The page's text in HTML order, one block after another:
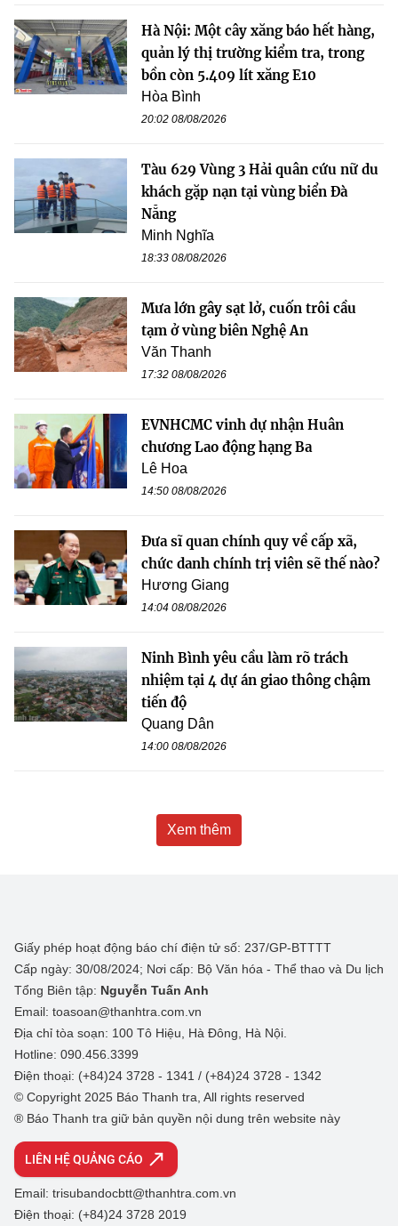
Hà Nội: Một cây xăng báo hết hàng,
quản lý thị trường kiểm tra, trong
bồn còn 5.409 lít xăng E10
Hòa Bình
20:02 08/08/2026
Tàu 629 Vùng 3 Hải quân cứu nữ du
khách gặp nạn tại vùng biển Đà
Nẵng
Minh Nghĩa
18:33 08/08/2026
Mưa lớn gây sạt lở, cuốn trôi cầu
tạm ở vùng biên Nghệ An
Văn Thanh
17:32 08/08/2026
EVNHCMC vinh dự nhận Huân
chương Lao động hạng Ba
Lê Hoa
14:50 08/08/2026
Đưa sĩ quan chính quy về cấp xã,
chức danh chính trị viên sẽ thế nào?
Hương Giang
14:04 08/08/2026
Ninh Bình yêu cầu làm rõ trách
nhiệm tại 4 dự án giao thông chậm
tiến độ
Quang Dân
14:00 08/08/2026
Xem thêm
Giấy phép hoạt động báo chí điện tử số: 237/GP-BTTTT
Cấp ngày: 30/08/2024; Nơi cấp: Bộ Văn hóa - Thể thao và Du lịch
Tổng Biên tập: Nguyễn Tuấn Anh
Email: toasoan@thanhtra.com.vn
Địa chỉ tòa soạn: 100 Tô Hiệu, Hà Đông, Hà Nội.
Hotline: 090.456.3399
Điện thoại: (+84)24 3728 - 1341 / (+84)24 3728 - 1342
© Copyright 2025 Báo Thanh tra, All rights reserved
® Báo Thanh tra giữ bản quyền nội dung trên website này
LIÊN HỆ QUẢNG CÁO
Email: trisubandocbtt@thanhtra.com.vn
Điện thoại: (+84)24 3728 2019